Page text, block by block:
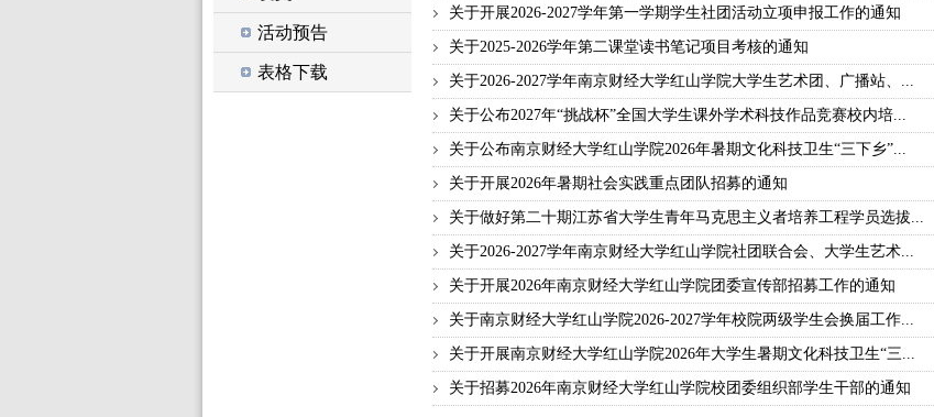
活动预告
表格下载
关于开展2026-2027学年第一学期学生社团活动立项申报工作的通知
关于2025-2026学年第二课堂读书笔记项目考核的通知
关于2026-2027学年南京财经大学红山学院大学生艺术团、广播站、...
关于公布2027年“挑战杯”全国大学生课外学术科技作品竞赛校内培...
关于公布南京财经大学红山学院2026年暑期文化科技卫生“三下乡”...
关于开展2026年暑期社会实践重点团队招募的通知
关于做好第二十期江苏省大学生青年马克思主义者培养工程学员选拔...
关于2026-2027学年南京财经大学红山学院社团联合会、大学生艺术...
关于开展2026年南京财经大学红山学院团委宣传部招募工作的通知
关于南京财经大学红山学院2026-2027学年校院两级学生会换届工作...
关于开展南京财经大学红山学院2026年大学生暑期文化科技卫生“三...
关于招募2026年南京财经大学红山学院校团委组织部学生干部的通知